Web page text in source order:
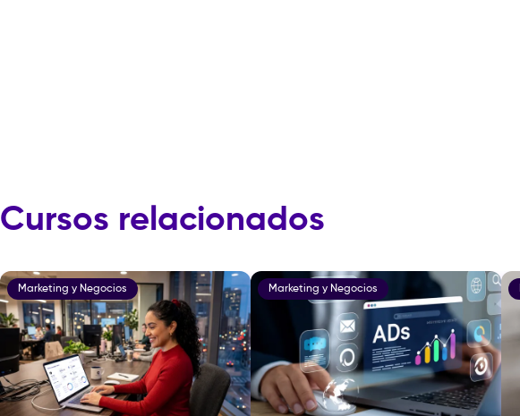
Cursos relacionados
Marketing y Negocios Marketing y Negocios